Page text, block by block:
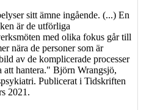
sitt ämne ingående. (...) En
är de utförliga
med olika fokus går till
nära de personer som är
av de komplicerade processer
att hantera." Björn Wrangsjö,
Publicerat i Tidskriften
2021.